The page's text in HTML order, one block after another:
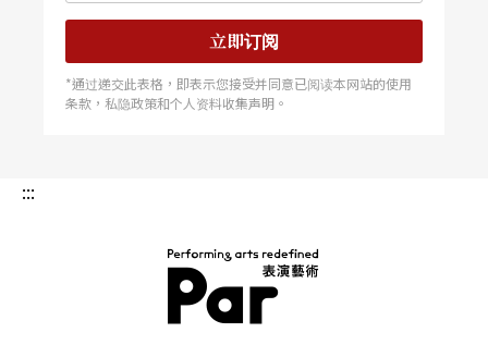
立即订阅
*通过递交此表格，即表示您接受并同意已阅读本网站的使用
条款，私隐政策和个人资料收集声明。
:::